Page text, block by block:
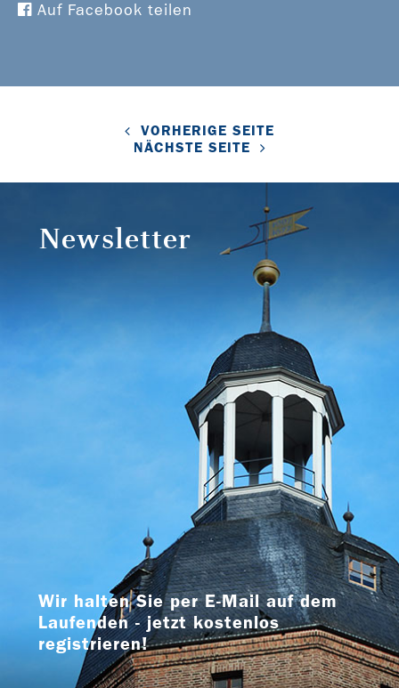
Auf Facebook teilen
VORHERIGE SEITE
NÄCHSTE SEITE
Newsletter
Wir halten Sie per E-Mail auf dem
Laufenden - jetzt kostenlos
registrieren!